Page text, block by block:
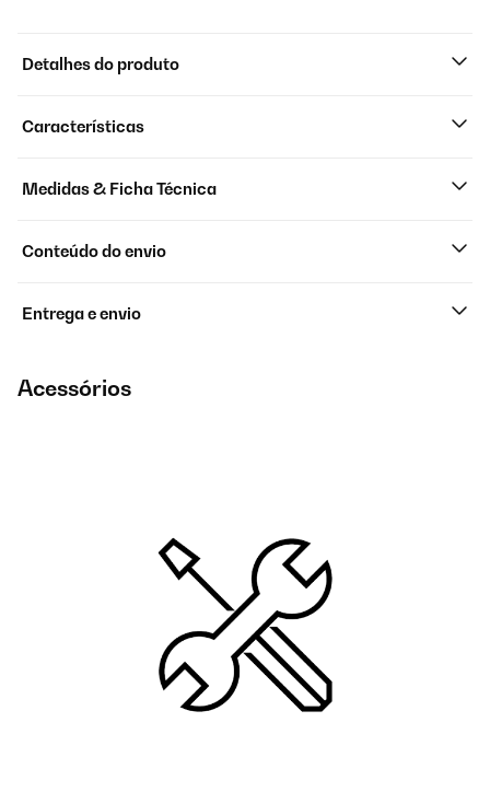
Detalhes do produto
Características
Medidas & Ficha Técnica
Conteúdo do envio
Entrega e envio
Acessórios